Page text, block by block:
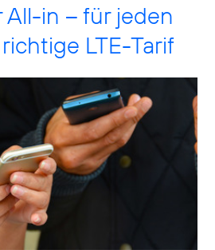
All-in – für jeden
LTE-Tarif